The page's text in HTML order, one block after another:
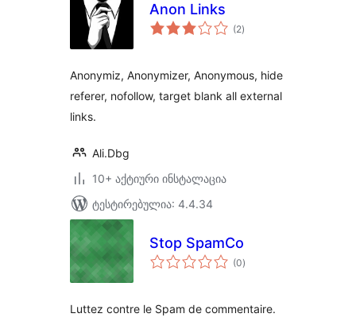
Anon Links
(2საერთო
რეიტინგი
)
Anonymiz, Anonymizer, Anonymous, hide
referer, nofollow, target blank all external
links.
Ali.Dbg
10+ აქტიური ინსტალაცია
ტესტირებულია: 4.4.34
Stop SpamCo
(0საერთო
რეიტინგი
)
Luttez contre le Spam de commentaire.